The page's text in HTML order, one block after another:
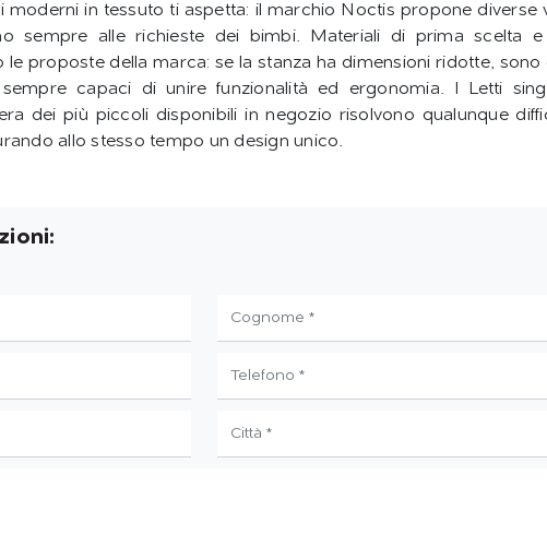
moderni in tessuto ti aspetta: il marchio Noctis propone diverse
sempre alle richieste dei bimbi. Materiali di prima scelta e
le proposte della marca: se la stanza ha dimensioni ridotte, sono
sempre capaci di unire funzionalità ed ergonomia. I Letti
dei più piccoli disponibili in negozio risolvono qualunque
allo stesso tempo un design unico.